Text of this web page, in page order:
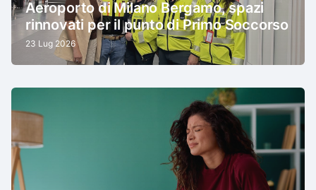
Aeroporto di Milano Bergamo, spazi
rinnovati per il punto di Primo Soccorso
23 Lug 2026